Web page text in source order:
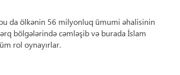
da ölkənin 56 milyonluq ümumi əhalisinin
bölgələrində cəmləşib və burada İslam
rol oynayırlar.